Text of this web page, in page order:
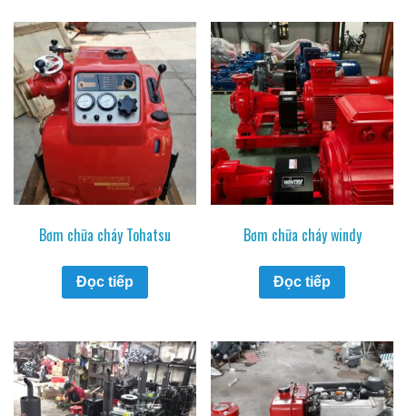
Bơm chữa cháy Tohatsu
Đọc tiếp
Bơm chữa cháy windy
Đọc tiếp